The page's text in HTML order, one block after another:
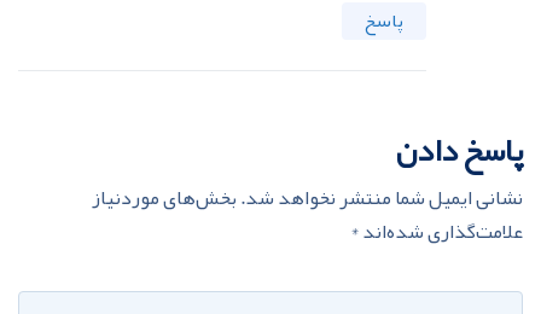
پاسخ
پاسخ دادن
نشانی ایمیل شما منتشر نخواهد شد.بخش‌های موردنیاز
علامت‌گذاری شده‌اند*